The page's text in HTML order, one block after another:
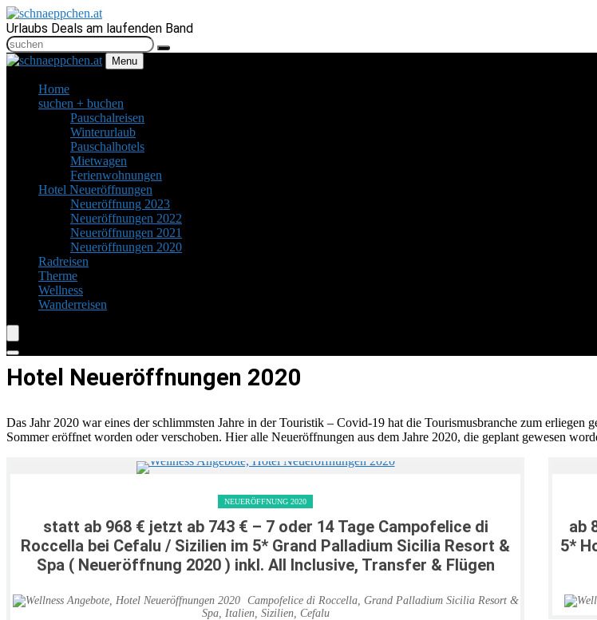
Urlaubs Deals am laufenden Band
Menu
Home
suchen + buchen
Pauschalreisen
Winterurlaub
Pauschalhotels
Mietwagen
Ferienwohnungen
Hotel Neueröffnungen
Neueröffnung 2023
Neueröffnungen 2022
Neueröffnungen 2021
Neueröffnungen 2020
Radreisen
Therme
Wellness
Wanderreisen
Hotel Neueröffnungen 2020
Das Jahr 2020 war eines der schlimmsten Jahre in der Touristik – Covid-19 hat die Tourismusbranche zum
Sommer eröffnet worden oder verschoben. Hier alle Neueröffnungen aus dem Jahre 2020, die geplant gewesen
NEUERÖFFNUNG 2020
statt ab 968 € jetzt ab 743 € – 7 oder 14 Tage Campofelice di
Roccella bei Cefalu / Sizilien im 5* Grand Palladium Sicilia Resort &
Spa ( Neueröffnung 2020 ) inkl. All Inclusive, Transfer & Flügen
Campofelice di Roccella, Grand Palladium Sicilia Resort &
Spa, Italien, Sizilien, Cefalu
ab
5*